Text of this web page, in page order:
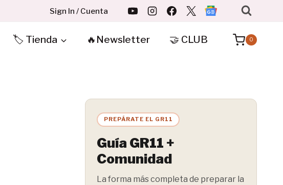
Sign In / Cuenta
🏷️ Tienda 🔥Newsletter 🤝 CLUB 0
PREPÁRATE EL GR11
Guía GR11 +
Comunidad
La forma más completa de preparar la